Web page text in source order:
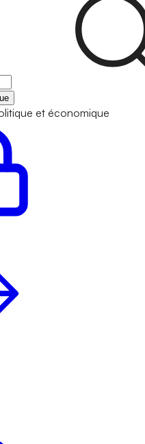
et économique